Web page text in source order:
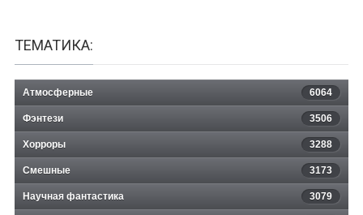
ТЕМАТИКА:
Атмосферные 6064
Фэнтези 3506
Хорроры 3288
Смешные 3173
Научная фантастика 3079